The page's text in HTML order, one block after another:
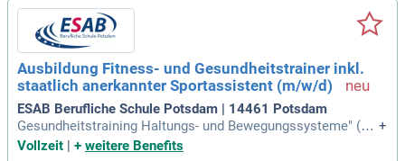
Ausbildung Fitness- und Gesundheitstrainer inkl.
staatlich anerkannter Sportassistent (m/w/d)
ESAB Berufliche Schule Potsdam | 14461 Potsdam
Gesundheitstraining Haltungs- und Bewegungssysteme" (DO
SB); Übungsleiter B-Lizenz Prävention "Gesundheitstraining
+
Vollzeit
+ weitere Benefits